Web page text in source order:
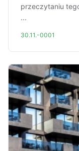
przeczytaniu
...
30.11.-0001